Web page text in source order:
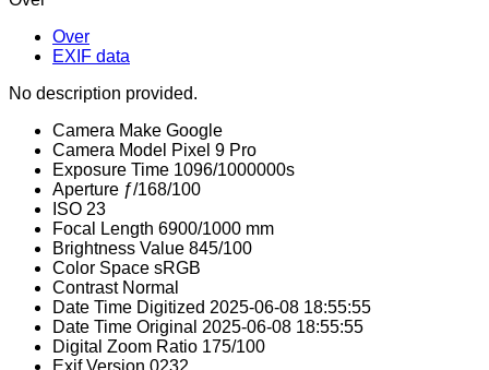
Over
EXIF data
No description provided.
Camera Make Google
Camera Model Pixel 9 Pro
Exposure Time 1096/1000000s
Aperture ƒ/168/100
ISO 23
Focal Length 6900/1000 mm
Brightness Value 845/100
Color Space sRGB
Contrast Normal
Date Time Digitized 2025-06-08 18:55:55
Date Time Original 2025-06-08 18:55:55
Digital Zoom Ratio 175/100
Exif Version 0232